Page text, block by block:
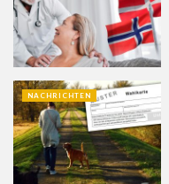
NACHRICHTEN